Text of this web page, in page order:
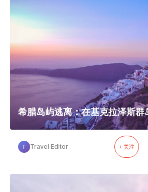
希腊岛屿逃离：在基克拉泽斯群
T Travel Editor + 关注